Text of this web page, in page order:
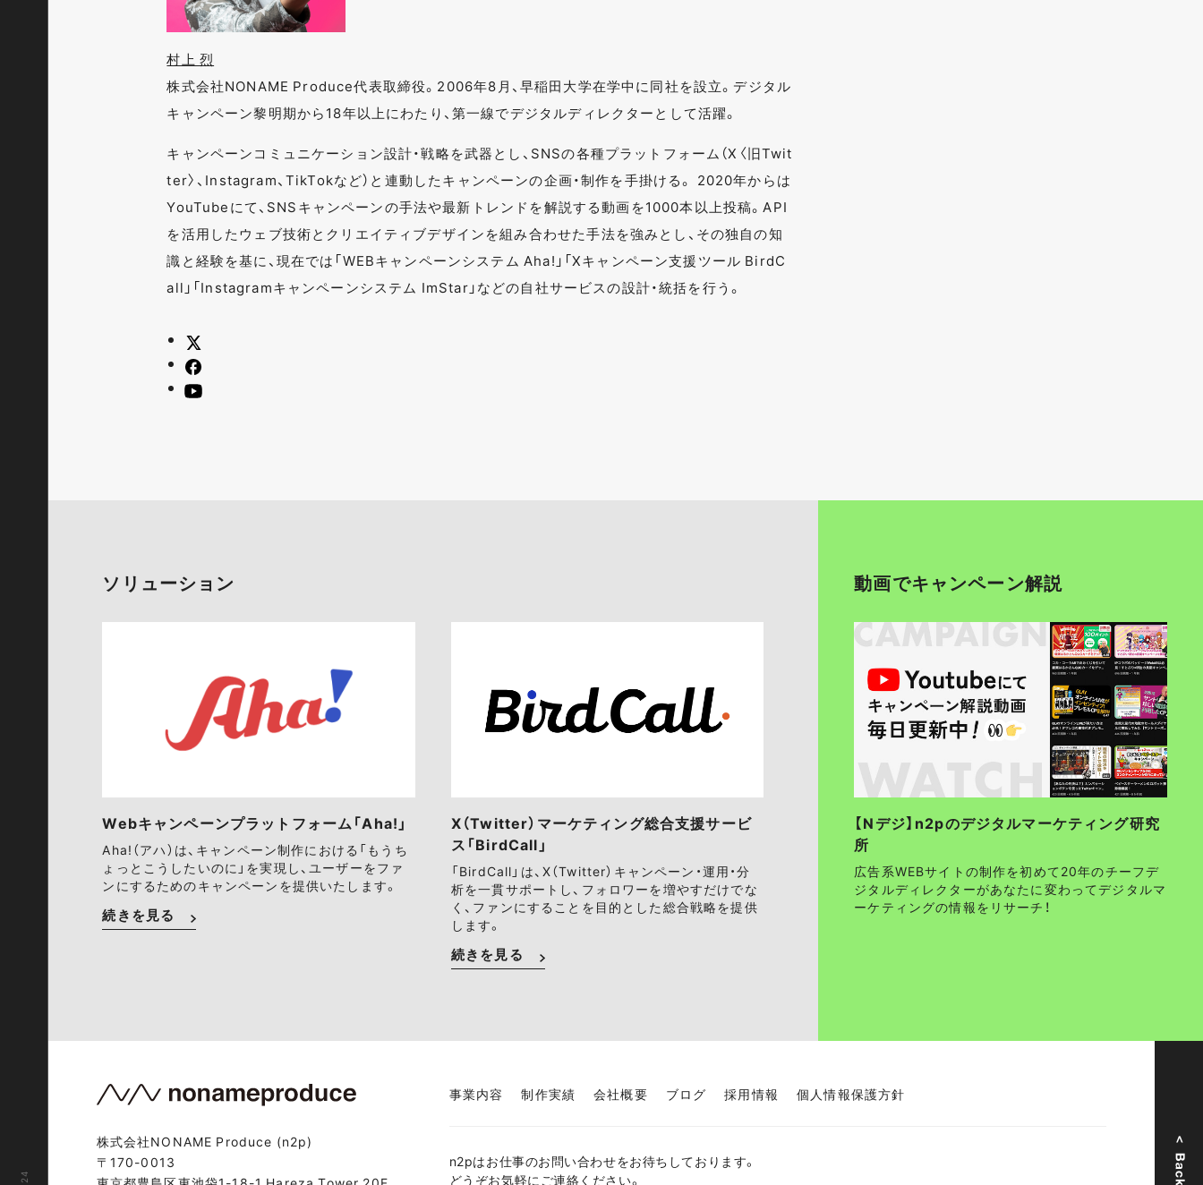
村上 烈
株式会社NONAME Produce代表取締役。2006年8月、早稲田大学在学中に同社を設立。デジタル
キャンペーン黎明期から18年以上にわたり、第一線でデジタルディレクターとして活躍。
キャンペーンコミュニケーション設計・戦略を武器とし、SNSの各種プラットフォーム（X〈旧Twit
ter〉、Instagram、TikTokなど）と連動したキャンペーンの企画・制作を手掛ける。 2020年からは
YouTubeにて、SNSキャンペーンの手法や最新トレンドを解説する動画を1000本以上投稿。API
を活用したウェブ技術とクリエイティブデザインを組み合わせた手法を強みとし、その独自の知
識と経験を基に、現在では「WEBキャンペーンシステム Aha!」「Xキャンペーン支援ツール BirdC
all」「Instagramキャンペーンシステム ImStar」などの自社サービスの設計・統括を行う。
ソリューション
Webキャンペーンプラットフォーム「Aha!」
Aha!（アハ）は、キャンペーン制作における「もうち
ょっとこうしたいのに」を実現し、ユーザーをファ
ンにするためのキャンペーンを提供いたします。
続きを見る
X（Twitter）マーケティング総合支援サービ
ス「BirdCall」
「BirdCall」は、X（Twitter）キャンペーン・運用・分
析を一貫サポートし、フォロワーを増やすだけでな
く、ファンにすることを目的とした総合戦略を提供
します。
続きを見る
動画でキャンペーン解説
【Nデジ】n2pのデジタルマーケティング研究
所
広告系WEBサイトの制作を初めて20年のチーフデ
ジタルディレクターがあなたに変わってデジタルマ
ーケティングの情報をリサーチ！
株式会社NONAME Produce (n2p)
〒170-0013
事業内容 制作実績 会社概要 ブログ 採用情報 個人情報保護方針
n2pはお仕事のお問い合わせをお待ちしております。
どうぞお気軽にご連絡ください。